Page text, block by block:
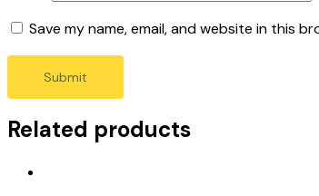
Save my name, email, and website in this
Related products